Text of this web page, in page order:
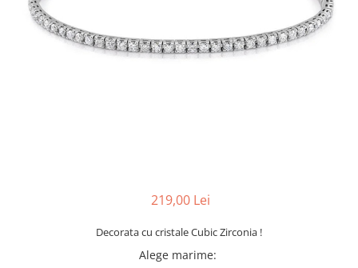
CERCEI
CEASURI DAMA
219,00 Lei
Decorata cu cristale Cubic Zirconia !
Alege marime: